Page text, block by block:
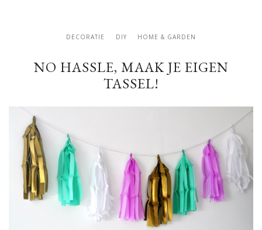
DECORATIE DIY HOME & GARDEN
NO HASSLE, MAAK JE EIGEN
TASSEL!